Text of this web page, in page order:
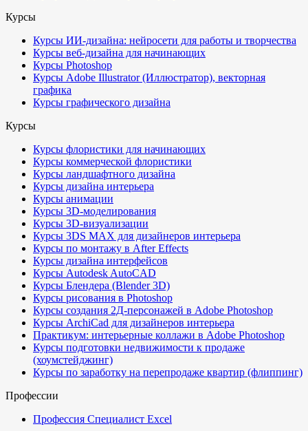
Курсы
Курсы ИИ-дизайна: нейросети для работы и творчества
Курсы веб-дизайна для начинающих
Курсы Photoshop
Курсы Adobe Illustrator (Иллюстратор), векторная
графика
Курсы графического дизайна
Курсы
Курсы флористики для начинающих
Курсы коммерческой флористики
Курсы ландшафтного дизайна
Курсы дизайна интерьера
Курсы анимации
Курсы 3D-моделирования
Курсы 3D-визуализации
Курсы 3DS MAX для дизайнеров интерьера
Курсы по монтажу в After Effects
Курсы дизайна интерфейсов
Курсы Autodesk AutoCAD
Курсы Блендера (Blender 3D)
Курсы рисования в Photoshop
Курсы создания 2Д-персонажей в Adobe Photoshop
Курсы ArchiCad для дизайнеров интерьера
Практикум: интерьерные коллажи в Adobe Photoshop
Курсы подготовки недвижимости к продаже
(хоумстейджинг)
Курсы по заработку на перепродаже квартир (флиппинг)
Профессии
Профессия Специалист Excel